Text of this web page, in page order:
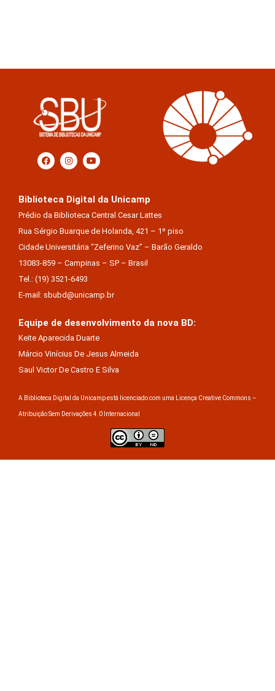
Biblioteca Digital da Unicamp
Prédio da Biblioteca Central Cesar Lattes
Rua Sérgio Buarque de Holanda, 421 – 1º piso
Cidade Universitária “Zeferino Vaz” – Barão Geraldo
13083-859 – Campinas – SP – Brasil
Tel.: (19) 3521-6493
E-mail: sbubd@unicamp.br
Equipe de desenvolvimento da nova BD:
Keite Aparecida Duarte
Márcio Vinícius De Jesus Almeida
Saul Victor De Castro E Silva
A Biblioteca Digital da Unicamp está licenciado com uma Licença Creative Commons –
Atribuição Sem Derivações 4.0 Internacional